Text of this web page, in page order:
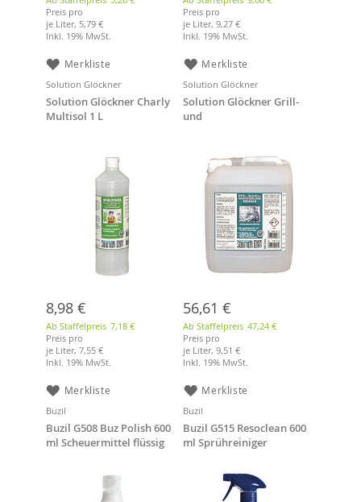
Preis pro
je Liter, 5,79 €
Inkl. 19% MwSt.
Merkliste
Preis pro
je Liter,9,27 €
Inkl. 19% MwSt.
Merkliste
Solution Glöckner
Solution Glöckner Charly
Multisol 1 L
8,98 €
Ab Staffelpreis 7,18 €
Preis pro
je Liter, 7,55 €
Inkl. 19% MwSt.
Merkliste
Solution Glöckner
Solution Glöckner Grill-
und
56,61 €
Ab Staffelpreis 47,24 €
Preis pro
je Liter,9,51 €
Inkl. 19% MwSt.
Merkliste
Buzil
Buzil G508 Buz Polish 600
ml Scheuermittel flüssig
Buzil
Buzil G515 Resoclean 600
ml Sprühreiniger